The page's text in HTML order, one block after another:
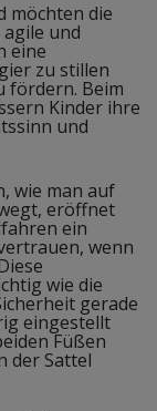
möchten die
und
eine
zu stillen
fördern. Beim
Kinder ihre
und
wie man auf
eröffnet
ein
wenn
wie die
gerade
eingestellt
Füßen
der Sattel